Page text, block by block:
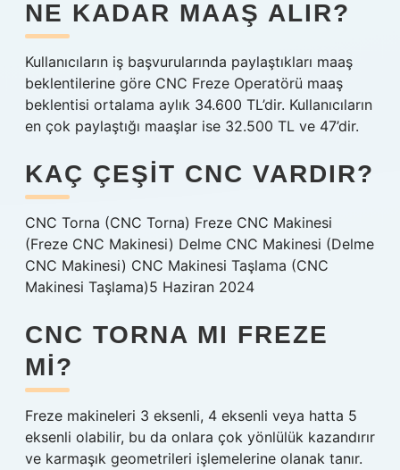
NE KADAR MAAŞ ALIR?
Kullanıcıların iş başvurularında paylaştıkları maaş
beklentilerine göre CNC Freze Operatörü maaş
beklentisi ortalama aylık 34.600 TL’dir. Kullanıcıların
en çok paylaştığı maaşlar ise 32.500 TL ve 47’dir.
KAÇ ÇEŞIT CNC VARDIR?
CNC Torna (CNC Torna) Freze CNC Makinesi
(Freze CNC Makinesi) Delme CNC Makinesi (Delme
CNC Makinesi) CNC Makinesi Taşlama (CNC
Makinesi Taşlama)5 Haziran 2024
CNC TORNA MI FREZE
MI?
Freze makineleri 3 eksenli, 4 eksenli veya hatta 5
eksenli olabilir, bu da onlara çok yönlülük kazandırır
ve karmaşık geometrileri işlemelerine olanak tanır.